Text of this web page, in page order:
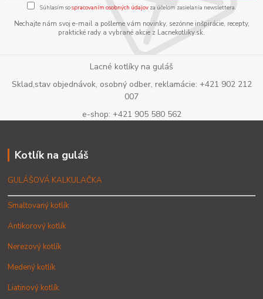
Súhlasím sospracovaním osobných údajov za účelom zasielania newslettera.
Nechajte nám svoj e-mail a pošleme vám novinky, sezónne inšpirácie, recepty,
praktické rady a vybrané akcie z Lacnekotliky.sk.
Lacné kotlíky na guláš
Sklad,stav objednávok, osobný odber, reklamácie: +421 902 212
007
e-shop: +421 905 580 562
Kotlík na guláš
GULÁŠOVÁ KALKULAČKA
Smaltovaný kotlík
Antikorový kotlík
Nerezový kotlík
Medený kotlík
Liatinový kotlík